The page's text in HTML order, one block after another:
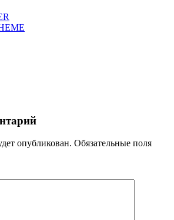
опубликован. Обязательные поля